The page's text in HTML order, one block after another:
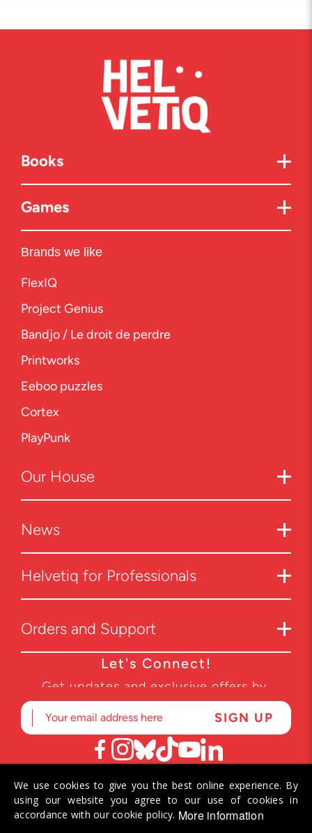
Books
Games
Brands we like
FlexIQ
Project Genius
Bandjo / Le droit de perdre
Printworks
Eeboo puzzles
Cortex
PlayPunk
Our House
News
Helvetiq for Professionals
Orders and Support
Let's Connect!
Get updates and exclusive offers by
subscribing to our newsletter.
© 2026 Helvetiq SA. All rights reserved.
We use cookies to give you the best online experience. By
using our website you agree to our use of cookies in
accordance with our cookie policy. More information